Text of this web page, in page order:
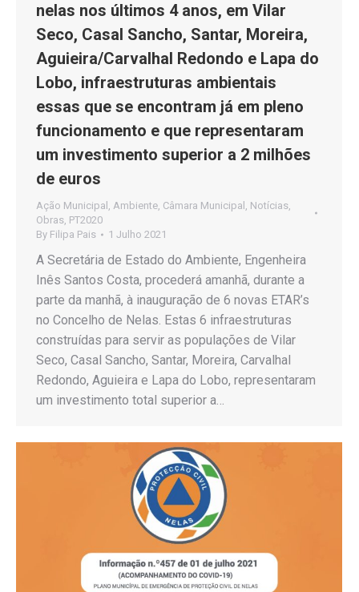
nelas nos últimos 4 anos, em Vilar
Seco, Casal Sancho, Santar, Moreira,
Aguieira/Carvalhal Redondo e Lapa do
Lobo, infraestruturas ambientais
essas que se encontram já em pleno
funcionamento e que representaram
um investimento superior a 2 milhões
de euros
Ação Municipal , Ambiente, Câmara Municipal , Notícias,
Obras, PT2020
By Filipa Pais 1 Julho 2021
A Secretária de Estado do Ambiente, Engenheira
Inês Santos Costa, procederá amanhã, durante a
parte da manhã, à inauguração de 6 novas ETAR’s
no Concelho de Nelas. Estas 6 infraestruturas
construídas para servir as populações de Vilar
Seco, Casal Sancho, Santar, Moreira, Carvalhal
Redondo, Aguieira e Lapa do Lobo, representaram
um investimento total superior a…